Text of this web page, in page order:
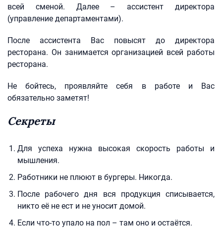
всей сменой. Далее – ассистент директора
(управление департаментами).
После ассистента Вас повысят до директора
ресторана. Он занимается организацией всей работы
ресторана.
Не бойтесь, проявляйте себя в работе и Вас
обязательно заметят!
Секреты
Для успеха нужна высокая скорость работы и
мышления.
Работники не плюют в бургеры. Никогда.
После рабочего дня вся продукция списывается,
никто её не ест и не уносит домой.
Если что-то упало на пол – там оно и остаётся.